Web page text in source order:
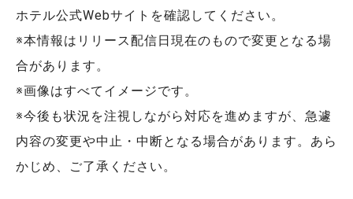
ホテル公式Webサイトを確認してください。
※本情報はリリース配信日現在のもので変更となる場
合があります。
※画像はすべてイメージです。
※今後も状況を注視しながら対応を進めますが、急遽
内容の変更や中止・中断となる場合があります。あら
かじめ、ご了承ください。